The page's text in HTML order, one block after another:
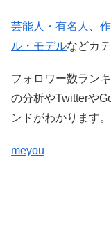
芸能人・有名人
ル・モデルなどカ
フォロワー数ラン
の分析やTwitterや
ンドがわかります。
meyou